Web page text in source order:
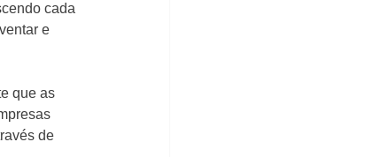
cada
e
que as
de